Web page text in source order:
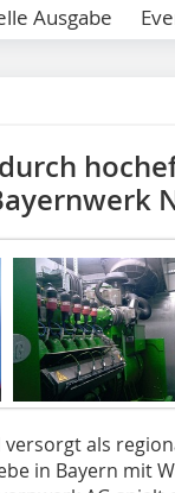
Ausgabe
als
in Bayern mit